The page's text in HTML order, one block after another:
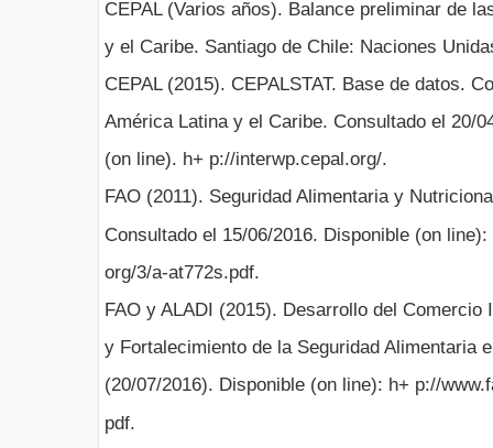
CEPAL (Varios años). Balance preliminar de
y el Caribe. Santiago de Chile: Naciones
CEPAL (2015). CEPALSTAT. Base de datos.
América Latina y el Caribe. Consultado el 20/
(on line). h+ p://interwp.cepal.org/.
FAO (2011). Seguridad Alimentaria y
Consultado el 15/06/2016. Disponible (on
org/3/a-at772s.pdf.
FAO y ALADI (2015). Desarrollo del Comercio
y Fortalecimiento de la Seguridad Alimentaria
(20/07/2016). Disponible (on line): h+ p://
pdf.